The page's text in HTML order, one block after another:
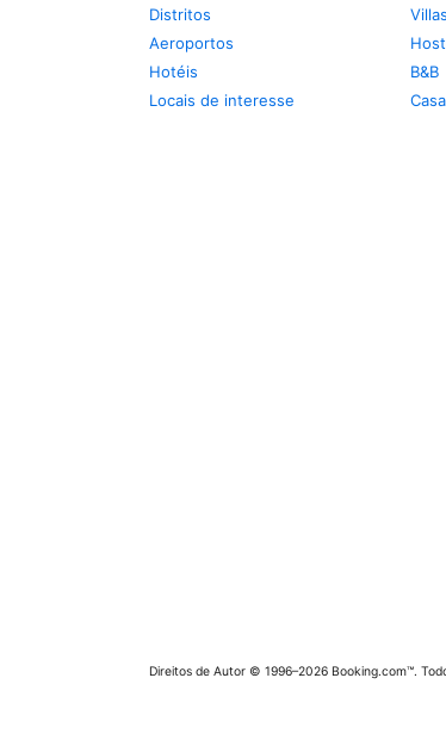
Distritos
Aeroportos
Hotéis
Locais de interesse
Villas
B&B
Direitos de Autor © 1996–2026 Booking.com™.